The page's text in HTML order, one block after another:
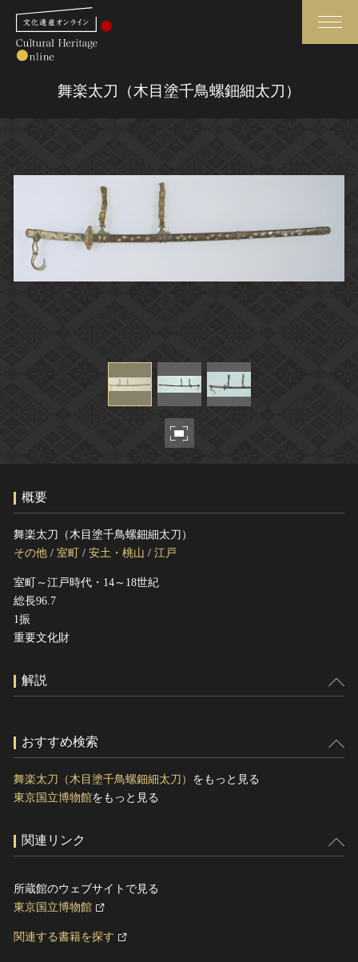
トップ
作品一覧
媒体資料・関連記事等
このサイトについて
関連サイトリンク
サイトマップ
国指定文化財等データベース
舞楽太刀（木目塗千鳥螺鈿細太刀）
概要
舞楽太刀（木目塗千鳥螺鈿細太刀）
その他 / 室町 / 安土・桃山 / 江戸
室町～江戸時代・14～18世紀
総長96.7
1振
重要文化財
解説
おすすめ検索
舞楽太刀（木目塗千鳥螺鈿細太刀） をもっと見る
東京国立博物館をもっと見る
関連リンク
所蔵館のウェブサイトで見る
東京国立博物館
関連する書籍を探す